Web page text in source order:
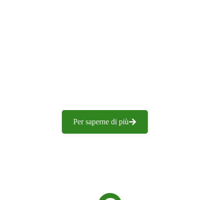
Per saperne di più